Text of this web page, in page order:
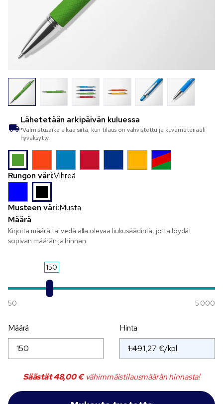
Lähetetään arkipäivän kuluessa
*Valmistusaika alkaa siitä, kun tilaus on vahvistettu ja kuvamateriaali
hyväksytty.
Rungon väri:Vihreä
Musteen väri:Musta
Määrä
Kirjoita määrä tai vedä alla olevaa liukusäädintä, jotta löydät
sopivan määrän ja hinnan.
150
50 5 000
Määrä
Hinta
1.49
Säästät48,00 €vähimmäistilausmäärän hinnasta!